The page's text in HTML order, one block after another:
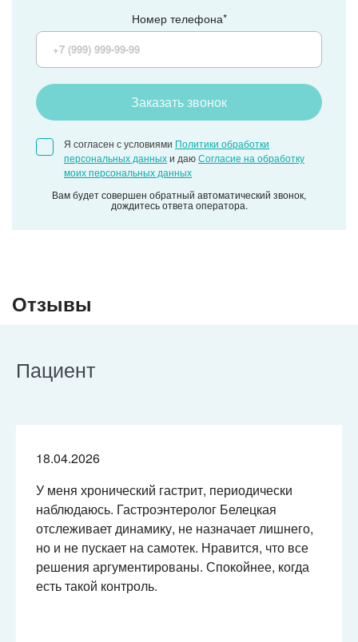
Номер телефона*
Заказать звонок
Я согласен с условиями Политики обработки
персональных данныхи даюСогласие на обработку
моих персональных данных
Вам будет совершен обратный автоматический звонок,
дождитесь ответа оператора.
Отзывы
Пациент
18.04.2026
У меня хронический гастрит, периодически
наблюдаюсь. Гастроэнтеролог Белецкая
отслеживает динамику, не назначает лишнего,
но и не пускает на самотек. Нравится, что все
решения аргументированы. Спокойнее, когда
есть такой контроль.